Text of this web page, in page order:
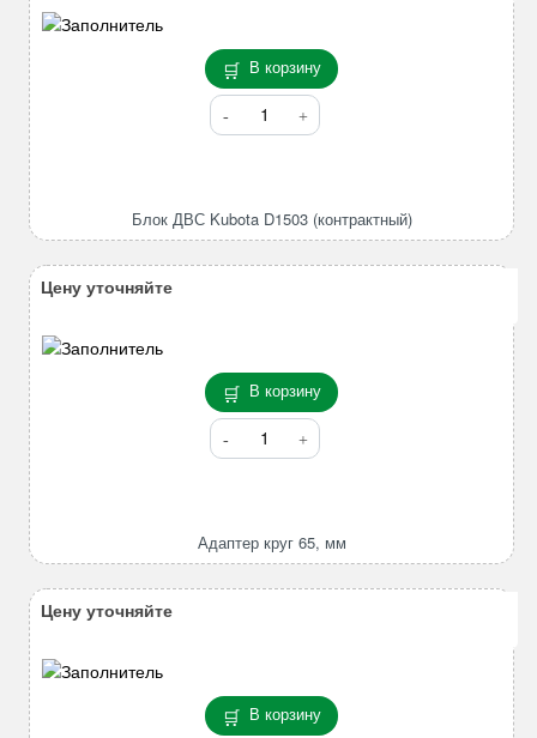
В корзину
Количество
товара
D1503
Блок ДВС Kubota D1503 (контрактный)
В корзину
Количество
товара
мм
Адаптер круг 65, мм
Цену уточняйте
В корзину
Цену уточняйте